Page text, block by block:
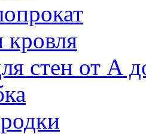
кровля
стен от А